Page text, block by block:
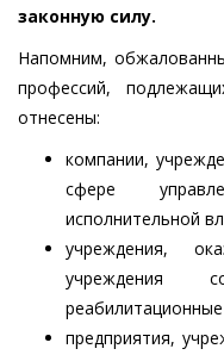
законную силу.
Напомним,
профессий,
отнесены:
компании,
сфере
исполнительной
учреждения,
учреждения
предприятия,